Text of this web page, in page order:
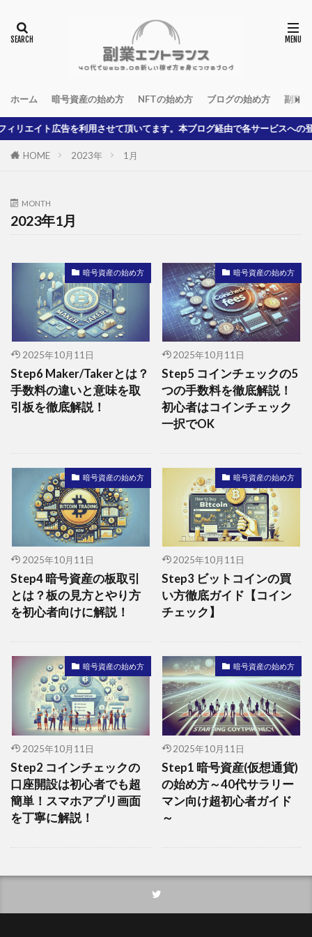
ホーム 暗号資産の始め方 NFTの始め方 ブログの始め方 副業
イト広告を利用させて頂いてます。本ブログ経由で各サービスへの登
HOME 2023年 1月
MONTH
2023年1月
暗号資産の始め方
2025年10月11日
Step6 Maker/Takerとは？
手数料の違いと意味を取
引板を徹底解説！
暗号資産の始め方
2025年10月11日
Step5 コインチェックの5
つの手数料を徹底解説！
初心者はコインチェック
一択でOK
暗号資産の始め方
2025年10月11日
Step4 暗号資産の板取引
とは？板の見方とやり方
を初心者向けに解説！
暗号資産の始め方
2025年10月11日
Step3 ビットコインの買
い方徹底ガイド【コイン
チェック】
暗号資産の始め方
2025年10月11日
Step2 コインチェックの
口座開設は初心者でも超
簡単！スマホアプリ画面
を丁寧に解説！
暗号資産の始め方
2025年10月11日
Step1 暗号資産(仮想通貨)
の始め方～40代サラリー
マン向け超初心者ガイド
～